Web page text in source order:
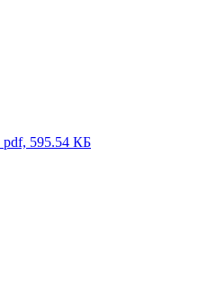
pdf, 595.54 КБ